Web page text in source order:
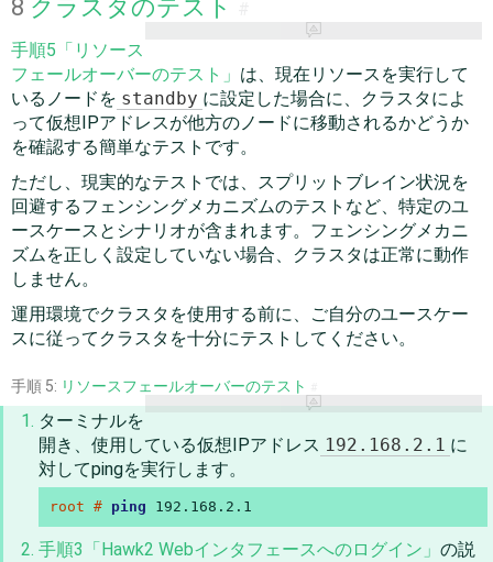
8 クラスタのテスト
手順5「リソース
フェールオーバーのテスト」 は、現在リソースを実行して
いるノードを standby に設定した場合に、クラスタによ
って仮想IPアドレスが他方のノードに移動されるかどうか
を確認する簡単なテストです。
ただし、現実的なテストでは、スプリットブレイン状況を
回避するフェンシングメカニズムのテストなど、特定のユ
ースケースとシナリオが含まれます。フェンシングメカニ
ズムを正しく設定していない場合、クラスタは正常に動作
しません。
運用環境でクラスタを使用する前に、ご自分のユースケー
スに従ってクラスタを十分にテストしてください。
手順 5: リソースフェールオーバーのテスト
ターミナルを
開き、使用している仮想IPアドレス 192.168.2.1 に
対してpingを実行します。
root # ping 192.168.2.1
手順3「Hawk2 Webインタフェースへのログイン」 の説